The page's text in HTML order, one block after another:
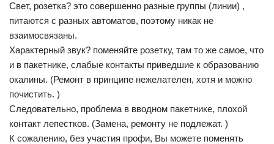
Свет, розетка? это совершенно разные группы (линии) ,
питаются с разных автоматов, поэтому никак не
взаимосвязаны.
Характерный звук? поменяйте розетку, там то же самое, что
и в пакетнике, слабые контакты приведшие к образованию
окалины. (Ремонт в принципе нежелателен, хотя и можно
почистить. )
Следовательно, проблема в вводном пакетнике, плохой
контакт лепестков. (Замена, ремонту не подлежат. )
К сожалению, без участия профи, Вы можете поменять